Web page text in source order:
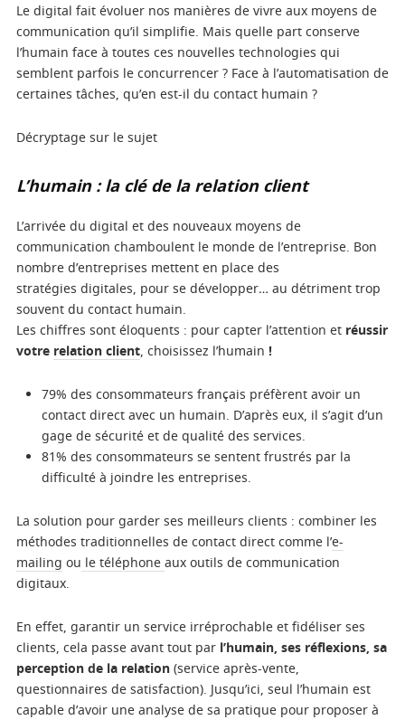
Le digital fait évoluer nos manières de vivre aux moyens de
communication qu’il simplifie. Mais quelle part conserve
l’humain face à toutes ces nouvelles technologies qui
semblent parfois le concurrencer ? Face à l’automatisation de
certaines tâches, qu’en est-il du contact humain ?
Décryptage sur le sujet
L’humain : la clé de la relation client
L’arrivée du digital et des nouveaux moyens de
communication chamboulent le monde de l’entreprise. Bon
nombre d’entreprises mettent en place des
stratégies digitales, pour se développer… au détriment trop
souvent du contact humain.
Les chiffres sont éloquents : pour capter l’attention et réussir
votre relation client, choisissez l’humain !
79% des consommateurs français préfèrent avoir un
contact direct avec un humain. D’après eux, il s’agit d’un
gage de sécurité et de qualité des services.
81% des consommateurs se sentent frustrés par la
difficulté à joindre les entreprises.
La solution pour garder ses meilleurs clients : combiner les
méthodes traditionnelles de contact direct comme l’e-
mailing ou le téléphone aux outils de communication
digitaux.
En effet, garantir un service irréprochable et fidéliser ses
clients, cela passe avant tout par l’humain, ses réflexions, sa
perception de la relation(service après-vente,
questionnaires de satisfaction). Jusqu’ici, seul l’humain est
capable d’avoir une analyse de sa pratique pour proposer à